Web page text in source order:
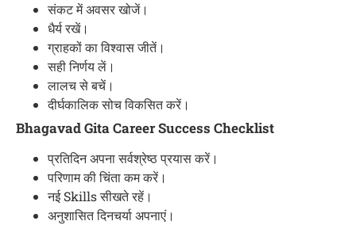
संकट में अवसर खोजें।
धैर्य रखें।
ग्राहकों का विश्वास जीतें।
सही निर्णय लें।
लालच से बचें।
दीर्घकालिक सोच विकसित करें।
Bhagavad Gita Career Success Checklist
प्रतिदिन अपना सर्वश्रेष्ठ प्रयास करें।
परिणाम की चिंता कम करें।
नई Skills सीखते रहें।
अनुशासित दिनचर्या अपनाएं।